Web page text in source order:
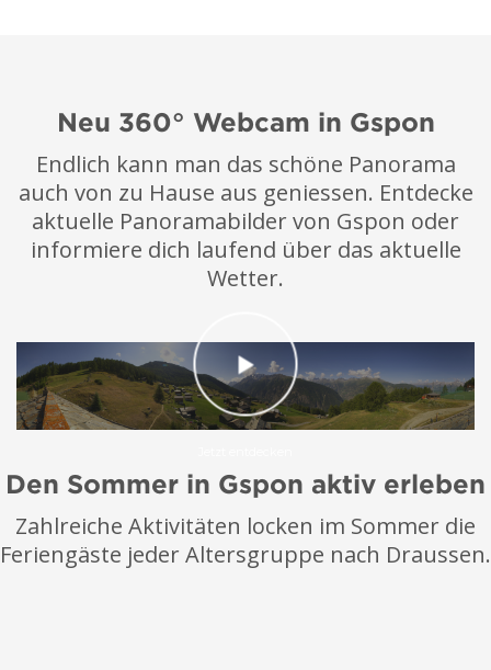
Neu 360° Webcam in Gspon
Endlich kann man das schöne Panorama
auch von zu Hause aus geniessen. Entdecke
aktuelle Panoramabilder von Gspon oder
informiere dich laufend über das aktuelle
Wetter.
Den Sommer in Gspon aktiv erleben
Zahlreiche Aktivitäten locken im Sommer die
Feriengäste jeder Altersgruppe nach Draussen.